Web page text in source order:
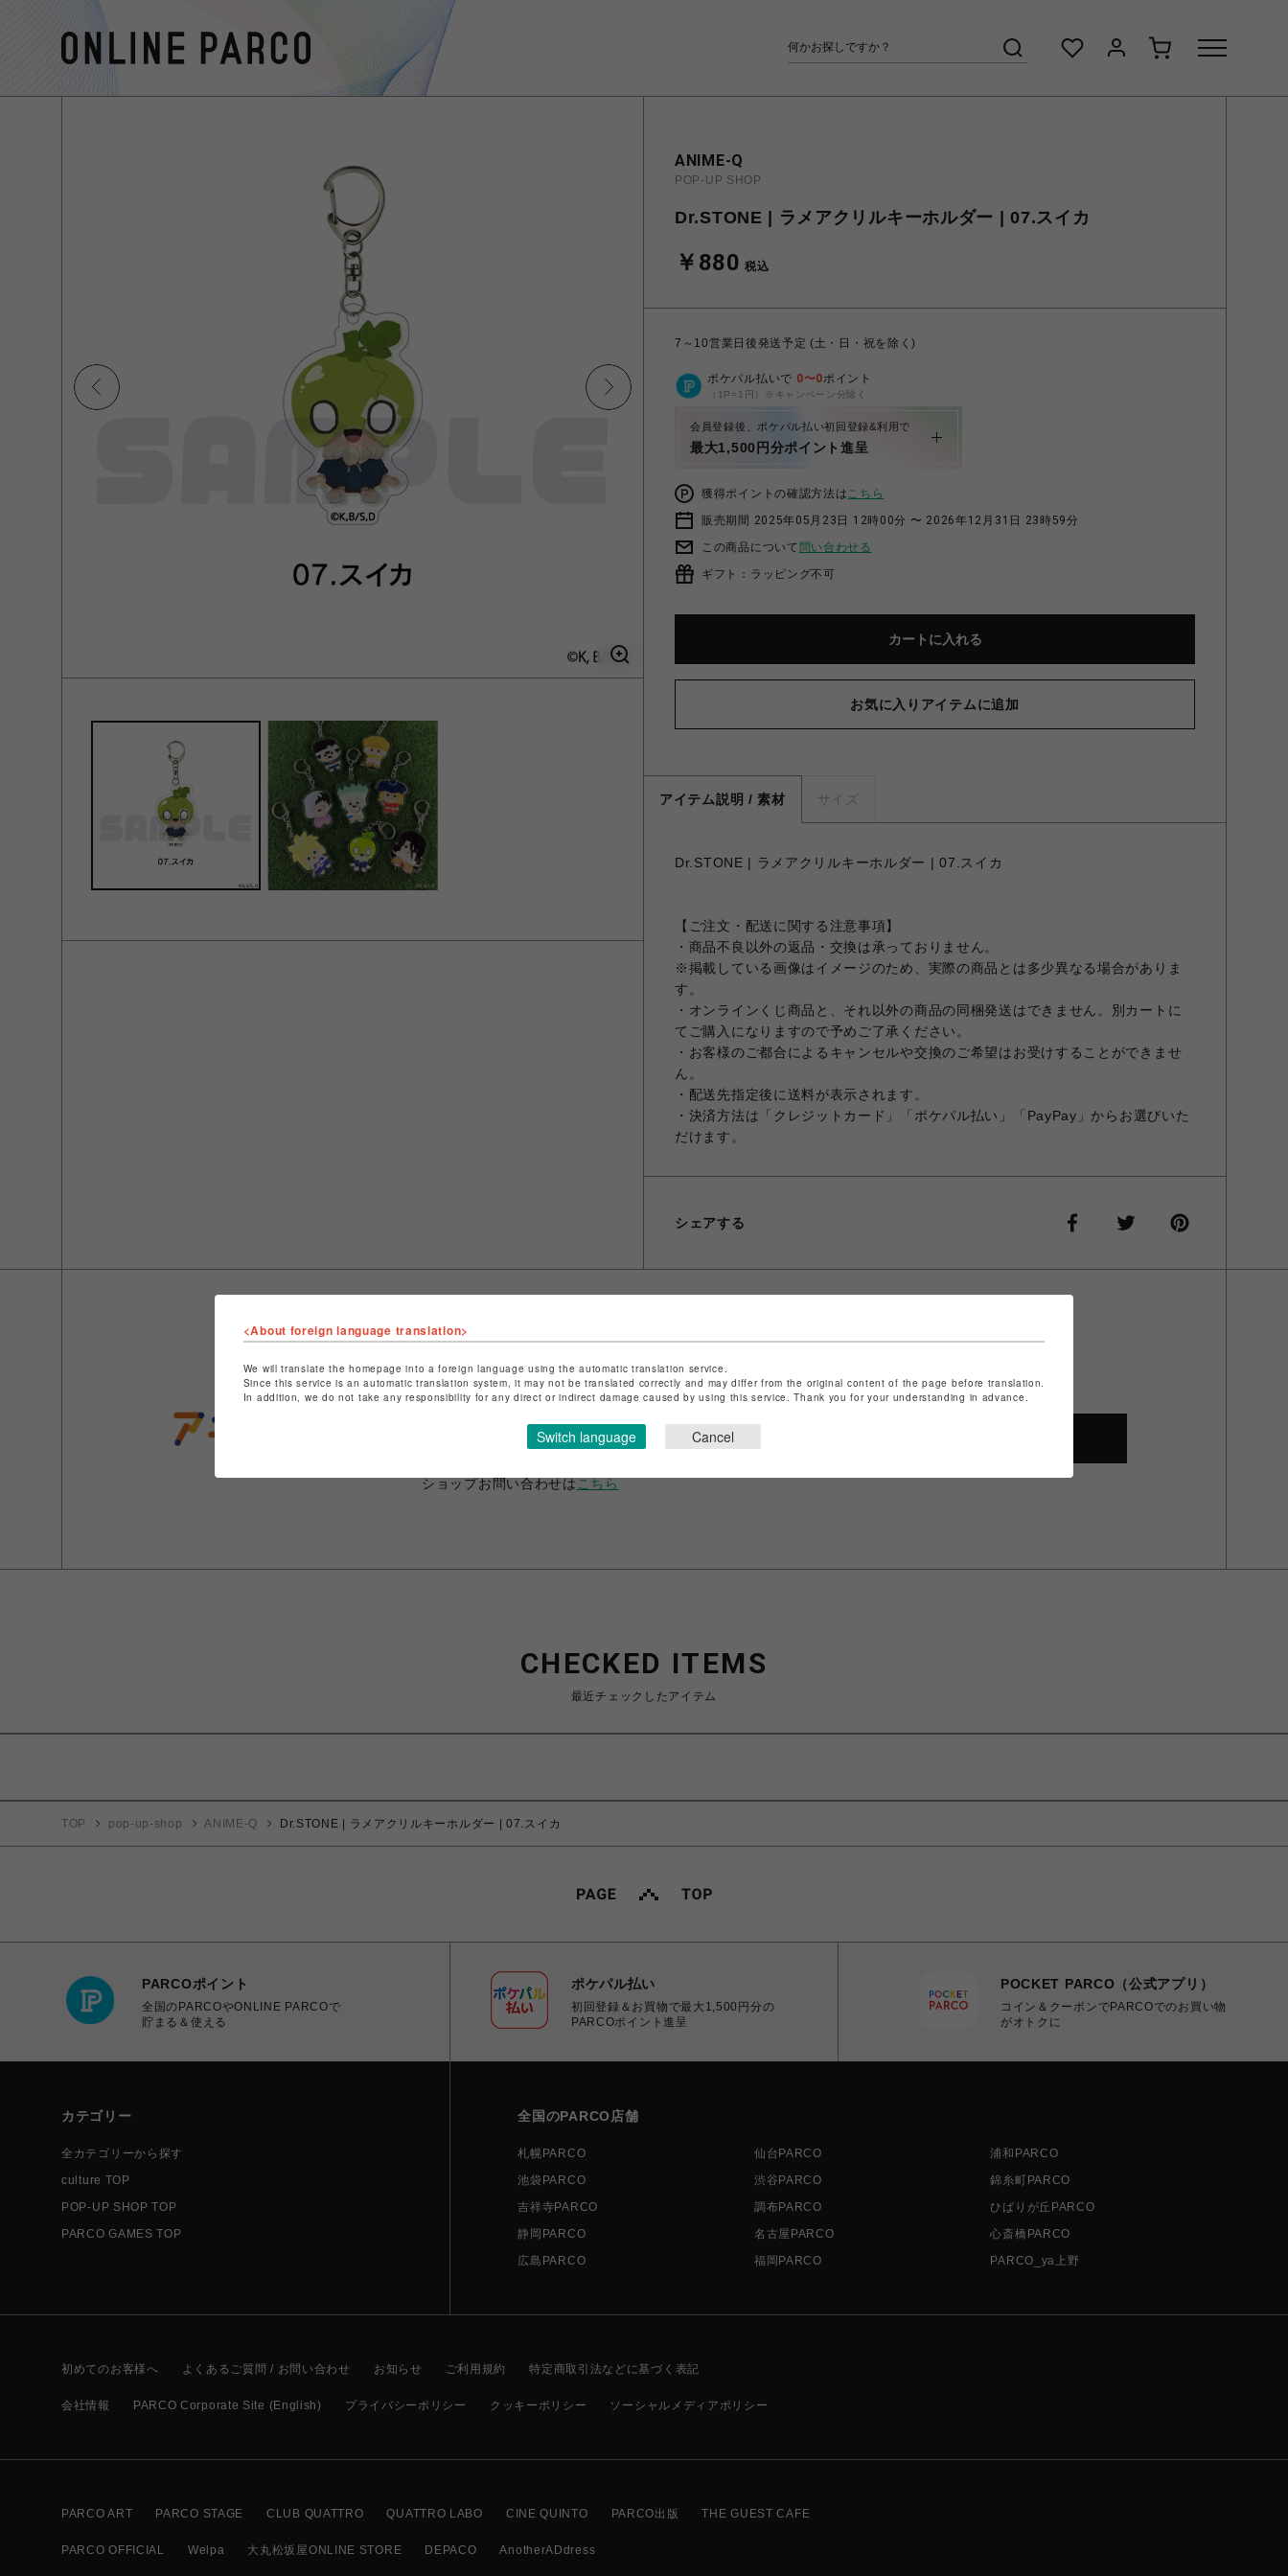
ANIME-Q
POP-UP SHOP
Dr.STONE | ラメアクリルキーホルダー | 07.スイカ
￥880 税込
7～10営業日後発送予定 (土・日・祝を除く)
ポケパル払いで 0〜0ポイント
（1P=1円）※キャンペーン分除く
会員登録後、ポケパル払い初回登録&利用で
最大1,500円分ポイント進呈
獲得ポイントの確認方法はこちら
販売期間 2025年05月23日 12時00分 〜 2026年12月31日 23時59分
この商品について 問い合わせる
ギフト：ラッピング不可
カートに入れる
お気に入りアイテムに追加
アイテム説明 / 素材 サイズ
Dr.STONE | ラメアクリルキーホルダー | 07.スイカ
【ご注文・配送に関する注意事項】
・商品不良以外の返品・交換は承っておりません。
※掲載している画像はイメージのため、実際の商品とは多少異なる場合がありま
す。
・オンラインくじ商品と、それ以外の商品の同梱発送はできません。別カートに
てご購入になりますので予めご了承ください。
・お客様のご都合によるキャンセルや交換のご希望はお受けすることができませ
ん。
・配送先指定後に送料が表示されます。
・決済方法は「クレジットカード」「ポケパル払い」「PayPay」からお選びいた
だけます。
シェアする
ショップ名
ANIME-Q
ショップお問い合わせは こちら
CHECKED ITEMS
最近チェックしたアイテム
TOP pop-up-shop ANIME-Q Dr.STONE | ラメアクリルキーホルダー | 07.スイカ
PARCOポイント
全国のPARCOやONLINE PARCOで
貯まる＆使える
ポケパル払い
初回登録＆お買物で最大1,500円分の
PARCOポイント進呈
POCKET PARCO（公式アプリ）
コイン＆クーポンでPARCOでのお買い物
がオトクに
カテゴリー
全カテゴリーから探す
culture TOP
POP-UP SHOP TOP
PARCO GAMES TOP
全国のPARCO店舗
札幌PARCO 仙台PARCO
浦和PARCO
池袋PARCO
渋谷PARCO
錦糸町PARCO
吉祥寺PARCO
調布PARCO
ひばりが丘PARCO
静岡PARCO
名古屋PARCO
心斎橋PARCO
広島PARCO
福岡PARCO PARCO_ya上野
初めてのお客様へ よくあるご質問 / お問い合わせ お知らせ ご利用規約 特定商取引法などに基づく表記
会社情報 PARCO Corporate Site (English) プライバシーポリシー クッキーポリシー ソーシャルメディアポリシー
PARCO ART PARCO STAGE CLUB QUATTRO QUATTRO LABO CINE QUINTO PARCO出版 THE GUEST CAFE
PARCO OFFICIAL Welpa 大丸松坂屋ONLINE STORE DEPACO AnotherADdress
<About foreign language translation>
We will translate the homepage into a foreign language using the automatic translation service.
Since this service is an automatic translation system, it may not be translated correctly and may differ from the original content of the page before translation.
In addition, we do not take any responsibility for any direct or indirect damage caused by using this service. Thank you for your understanding in advance.
Switch language Cancel